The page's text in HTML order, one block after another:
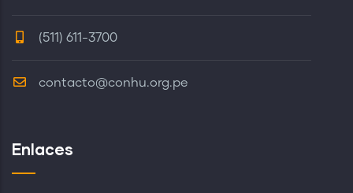
(511) 611-3700
contacto@conhu.org.pe
Enlaces